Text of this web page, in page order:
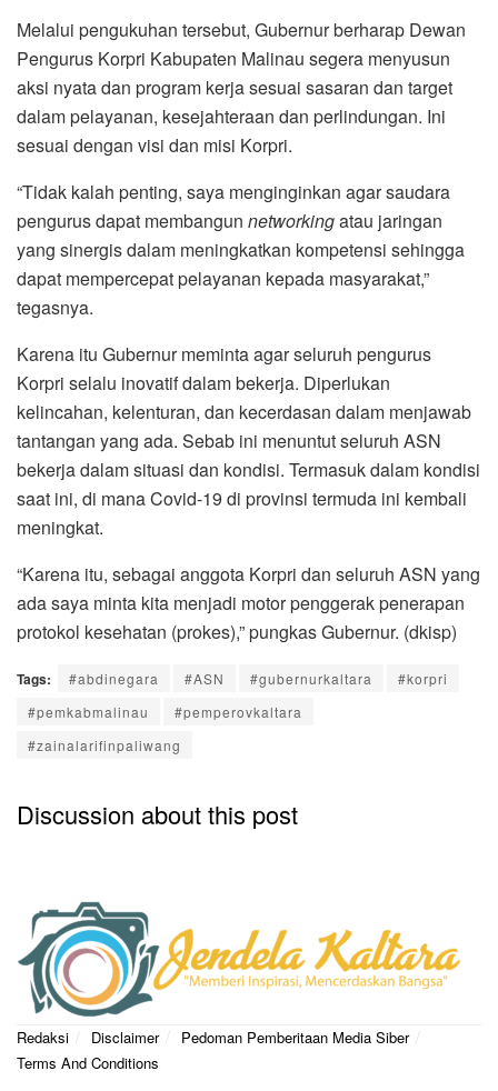
Melalui pengukuhan tersebut, Gubernur berharap Dewan
Pengurus Korpri Kabupaten Malinau segera menyusun
aksi nyata dan program kerja sesuai sasaran dan target
dalam pelayanan, kesejahteraan dan perlindungan. Ini
sesuai dengan visi dan misi Korpri.
“Tidak kalah penting, saya menginginkan agar saudara
pengurus dapat membangun networkingatau jaringan
yang sinergis dalam meningkatkan kompetensi sehingga
dapat mempercepat pelayanan kepada masyarakat,”
tegasnya.
Karena itu Gubernur meminta agar seluruh pengurus
Korpri selalu inovatif dalam bekerja. Diperlukan
kelincahan, kelenturan, dan kecerdasan dalam menjawab
tantangan yang ada. Sebab ini menuntut seluruh ASN
bekerja dalam situasi dan kondisi. Termasuk dalam kondisi
saat ini, di mana Covid-19 di provinsi termuda ini kembali
meningkat.
“Karena itu, sebagai anggota Korpri dan seluruh ASN yang
ada saya minta kita menjadi motor penggerak penerapan
protokol kesehatan (prokes),” pungkas Gubernur. (dkisp)
Tags: #abdinegara #ASN #gubernurkaltara
#korpri
#pemkabmalinau
#pemperovkaltara
#zainalarifinpaliwang
Discussion about this post
Redaksi Disclaimer
Pedoman Pemberitaan Media Siber
Terms And Conditions